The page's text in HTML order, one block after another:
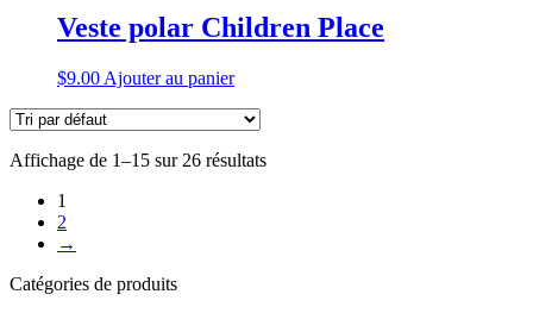
Veste polar Children Place
$9.00 Ajouter au panier
Affichage de 1–15 sur 26 résultats
1
2
→
Catégories de produits